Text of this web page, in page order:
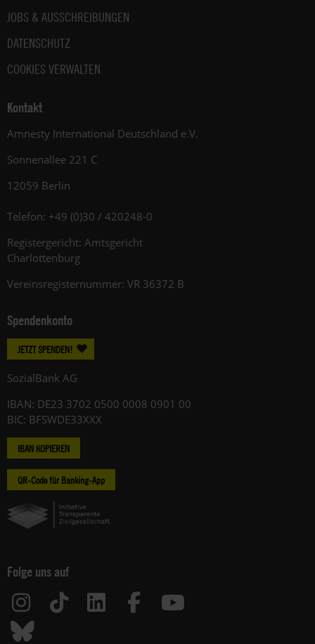
JOBS & AUSSCHREIBUNGEN
DATENSCHUTZ
COOKIES VERWALTEN
Kontakt
Amnesty International Deutschland e.V.
Sonnenallee 221 C
12059 Berlin
Telefon: +49 (0)30 / 420248-0
Registergericht: Amtsgericht
Charlottenburg
Vereinsregisternummer: VR 36372 B
Spendenkonto
JETZT SPENDEN!
SozialBank AG
IBAN: DE23 3702 0500 0008 0901 00
BIC: BFSWDE33XXX
IBAN KOPIEREN
QR-Code für Banking-App
Folge uns auf